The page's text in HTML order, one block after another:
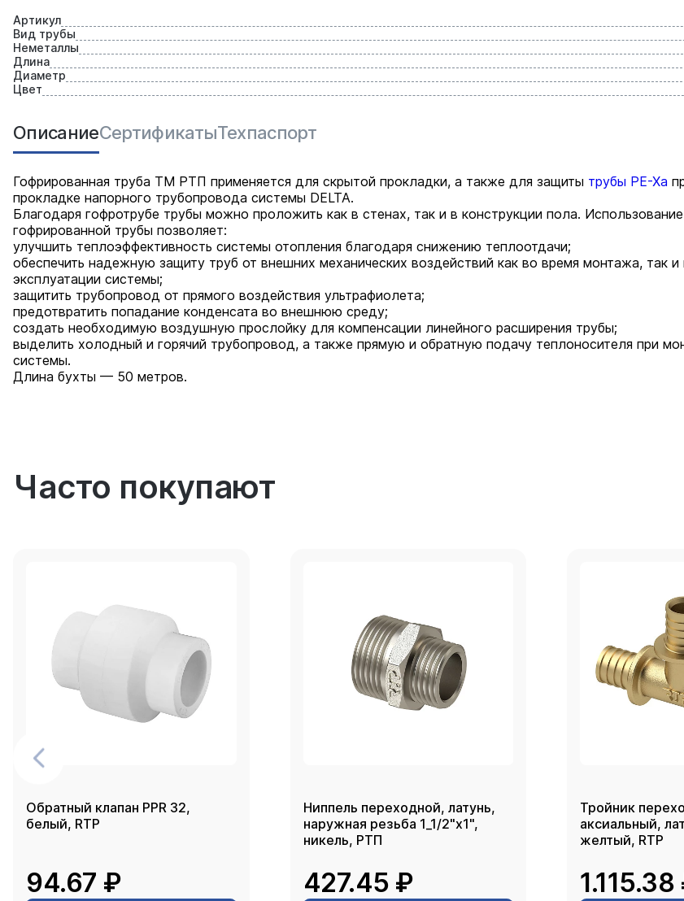
Артикул
Вид трубы
Неметаллы
Длина
Диаметр
Цвет
ОписаниеСертификатыТехпаспорт
Гофрированная труба ТМ РТП применяется для скрытой прокладки, а также для защиты трубы PE-Xa
прокладке напорного трубопровода системы DELTA.
Благодаря гофротрубе трубы можно проложить как в стенах, так и в конструкции пола. Использование
гофрированной трубы позволяет:
улучшить теплоэффективность системы отопления благодаря снижению теплоотдачи;
обеспечить надежную защиту труб от внешних механических воздействий как во время монтажа, так и
эксплуатации системы;
защитить трубопровод от прямого воздействия ультрафиолета;
предотвратить попадание конденсата во внешнюю среду;
создать необходимую воздушную прослойку для компенсации линейного расширения трубы;
выделить холодный и горячий трубопровод, а также прямую и обратную подачу теплоносителя при
системы.
Длина бухты — 50 метров.
Часто покупают
Обратный клапан PPR 32,
белый, RTP
94.67 ₽
Ниппель переходной, латунь,
наружная резьба 1_1/2"х1",
никель, РТП
427.45 ₽
Тройник
аксиальный,
желтый, RTP
1.115.38